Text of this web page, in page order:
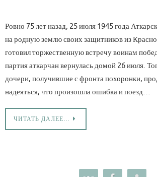
Ровно 75 лет назад, 25 июля 1945 года
на родную землю своих защитников из
готовил торжественную встречу воинам
партия аткарчан вернулась домой 26 июля.
дочери, получившие с фронта похоронки,
надеяться, что произошла ошибка и поезд…
ЧИТАТЬ ДАЛЕЕ…